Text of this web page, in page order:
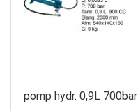
pomp hydr. 0,9L 700bar